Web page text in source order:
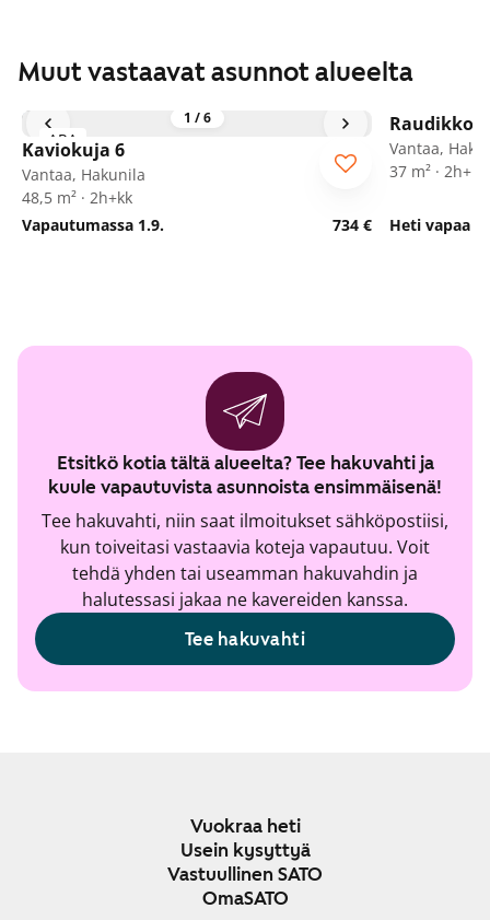
Muut vastaavat asunnot alueelta
1 /6
ARA
Kaviokuja 6
Vantaa, Hakunila
48,5 m² · 2h+kk
Vapautumassa 1.9.
734 €
Vantaa,
37 m² · 2h+kt
Heti vapaa
Etsitkö kotia tältä alueelta? Tee hakuvahti ja
kuule vapautuvista asunnoista ensimmäisenä!
Tee hakuvahti, niin saat ilmoitukset sähköpostiisi,
kun toiveitasi vastaavia koteja vapautuu. Voit
tehdä yhden tai useamman hakuvahdin ja
halutessasi jakaa ne kavereiden kanssa.
Tee hakuvahti
Vuokraa heti
Usein kysyttyä
Vastuullinen SATO
OmaSATO